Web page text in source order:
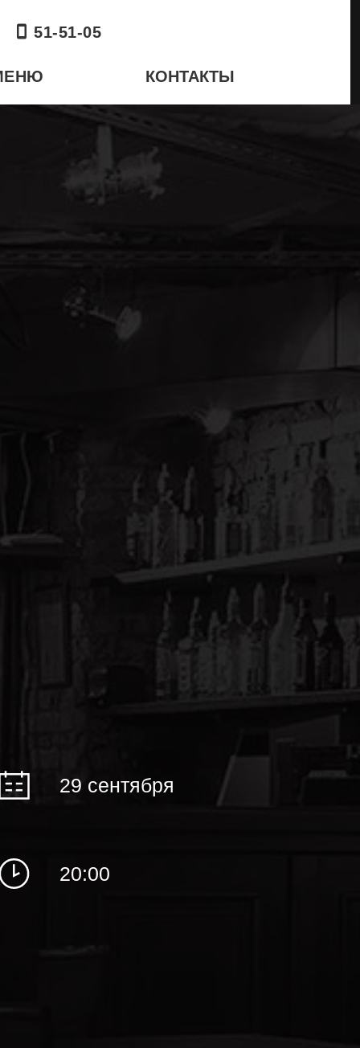
КОНТАКТЫ
51-51-05
29 сентября
20:00